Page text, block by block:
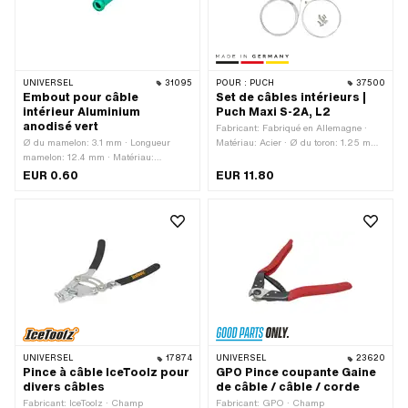
UNIVERSEL 31095
Embout pour câble
intérieur Aluminium
anodisé vert
Ø du mamelon: 3.1 mm · Longueur
mamelon: 12.4 mm · Matériau:
Aluminium · Couleur: vert · Ø passage
EUR 0.60
POUR : PUCH 37500
Set de câbles intérieurs |
Puch Maxi S-2A, L2
Fabricant: Fabriqué en Allemagne ·
Matériau: Acier · Ø du toron: 1.25 mm ·
mm · Forme du mamelon: Cylindre ·
ampoules · Longueur totale: 1400 mm ·
EUR 11.80
UNIVERSEL 17874
Pince à câble IceToolz pour
divers câbles
Fabricant: IceToolz · Champ
UNIVERSEL 23620
GPO Pince coupante Gaine
de câble / câble / corde
Fabricant: GPO · Champ